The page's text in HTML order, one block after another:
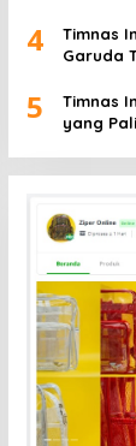
4
Timnas
Garuda
5
Timnas
yang